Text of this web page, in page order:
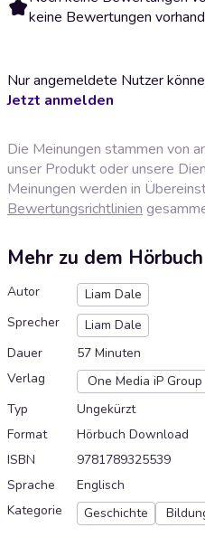
keine Bewertungen
Nur angemeldete Nutzer
Jetzt anmelden
Die Meinungen stammen von
unser Produkt oder unsere
Meinungen werden in
Bewertungsrichtlinien
Mehr zu dem Hörbuch
Autor
Liam Dale
Sprecher
Liam Dale
Dauer
57 Minuten
Verlag
One Media iP Group
Typ
Ungekürzt
Format
Hörbuch Download
ISBN
9781789325539
Sprache
Englisch
Kategorie
Geschichte